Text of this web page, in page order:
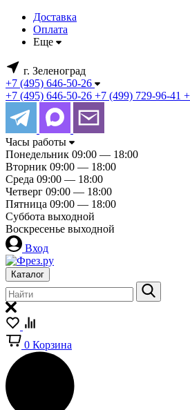
Доставка
Оплата
Еще
г. Зеленоград
+7 (495) 646-50-26
+7 (495) 646-50-26 +7 (499) 729-96-41
Часы работы
Понедельник 09:00 — 18:00
Вторник 09:00 — 18:00
Среда 09:00 — 18:00
Четверг 09:00 — 18:00
Пятница 09:00 — 18:00
Суббота выходной
Воскресенье выходной
Вход
Каталог
0 Корзина